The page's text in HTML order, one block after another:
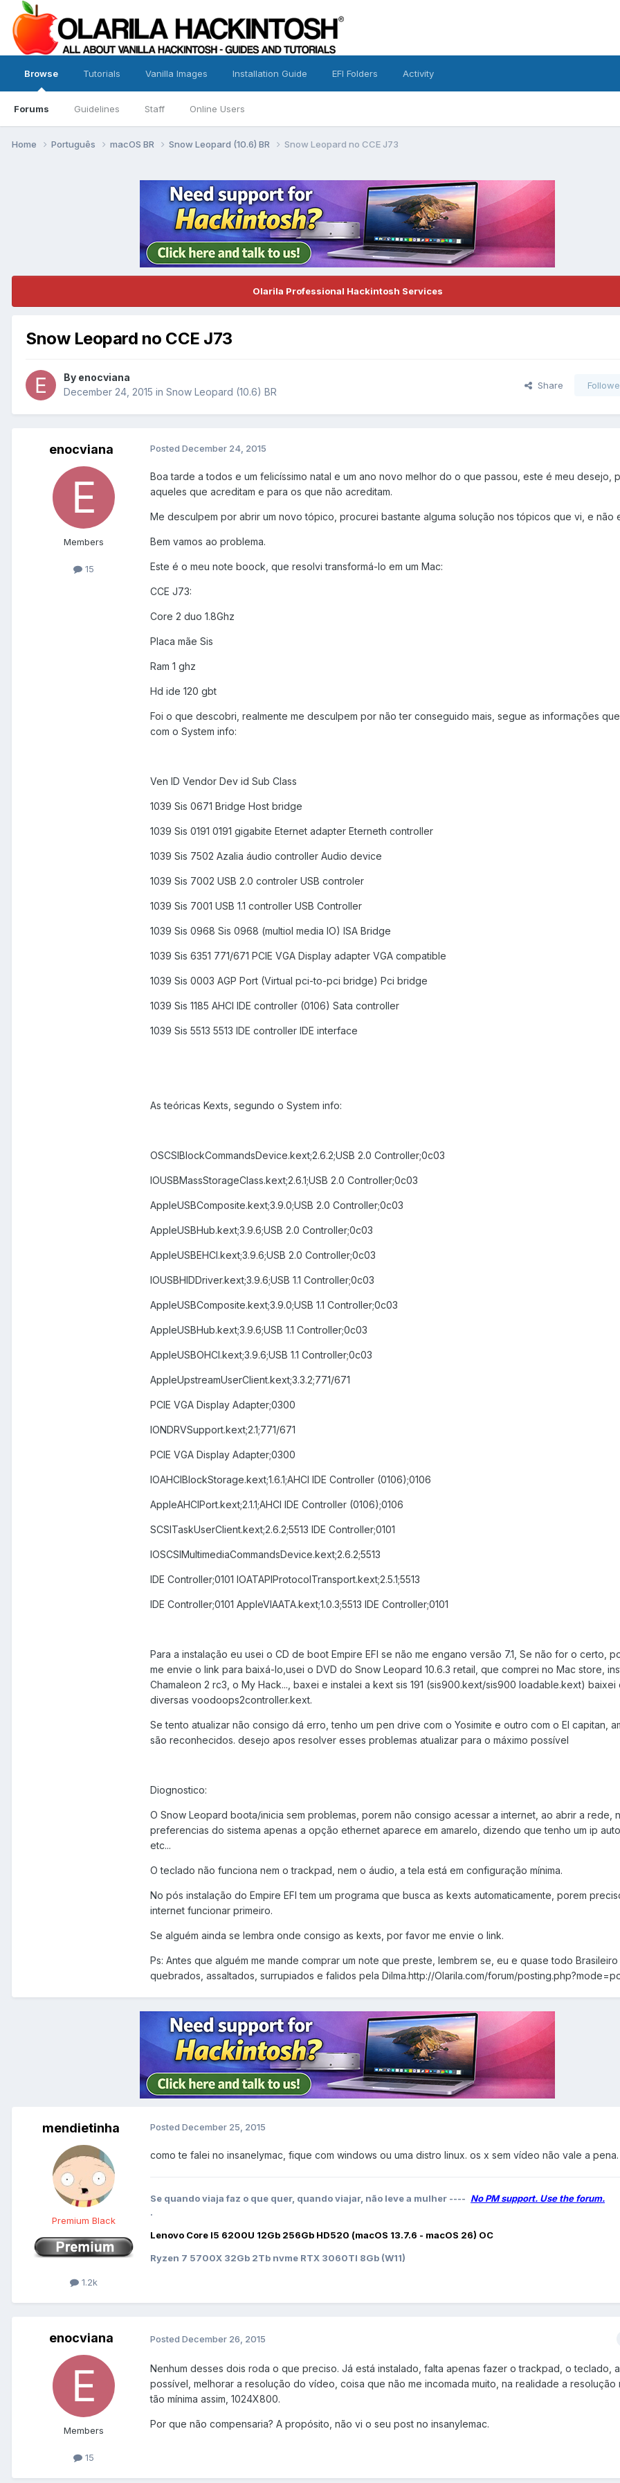
Browse
Forums Guidelines Staff Online Users
Tutorials Vanilla Images Installation Guide EFI Folders Activity
Home Português macOS BR Snow Leopard (10.6) BR Snow Leopard no CCE J73
Olarila Professional Hackintosh Services
Snow Leopard no CCE J73
By enocviana
December 24, 2015 in Snow Leopard (10.6) BR
Share
enocviana
Members
15
Posted December 24, 2015
Boa tarde a todos e um felicíssimo natal e um ano novo melhor do o que passou, este é meu desejo,
aqueles que acreditam e para os que não acreditam.
Me desculpem por abrir um novo tópico, procurei bastante alguma solução nos tópicos que vi, e não
Bem vamos ao problema.
Este é o meu note boock, que resolvi transformá-lo em um Mac:
CCE J73:
Core 2 duo 1.8Ghz
Placa mãe Sis
Ram 1 ghz
Hd ide 120 gbt
Foi o que descobri, realmente me desculpem por não ter conseguido mais, segue as informações
com o System info:
Ven ID Vendor Dev id Sub Class
1039 Sis 0671 Bridge Host bridge
1039 Sis 0191 0191 gigabite Eternet adapter Eterneth controller
1039 Sis 7502 Azalia áudio controller Audio device
1039 Sis 7002 USB 2.0 controler USB controler
1039 Sis 7001 USB 1.1 controller USB Controller
1039 Sis 0968 Sis 0968 (multiol media IO) ISA Bridge
1039 Sis 6351 771/671 PCIE VGA Display adapter VGA compatible
1039 Sis 0003 AGP Port (Virtual pci-to-pci bridge) Pci bridge
1039 Sis 1185 AHCI IDE controller (0106) Sata controller
1039 Sis 5513 5513 IDE controller IDE interface
As teóricas Kexts, segundo o System info:
OSCSIBlockCommandsDevice.kext;2.6.2;USB 2.0 Controller;0c03
IOUSBMassStorageClass.kext;2.6.1;USB 2.0 Controller;0c03
AppleUSBComposite.kext;3.9.0;USB 2.0 Controller;0c03
AppleUSBHub.kext;3.9.6;USB 2.0 Controller;0c03
AppleUSBEHCI.kext;3.9.6;USB 2.0 Controller;0c03
IOUSBHIDDriver.kext;3.9.6;USB 1.1 Controller;0c03
AppleUSBComposite.kext;3.9.0;USB 1.1 Controller;0c03
AppleUSBHub.kext;3.9.6;USB 1.1 Controller;0c03
AppleUSBOHCI.kext;3.9.6;USB 1.1 Controller;0c03
AppleUpstreamUserClient.kext;3.3.2;771/671
PCIE VGA Display Adapter;0300
IONDRVSupport.kext;2.1;771/671
PCIE VGA Display Adapter;0300
IOAHCIBlockStorage.kext;1.6.1;AHCI IDE Controller (0106);0106
AppleAHCIPort.kext;2.1.1;AHCI IDE Controller (0106);0106
SCSITaskUserClient.kext;2.6.2;5513 IDE Controller;0101
IOSCSIMultimediaCommandsDevice.kext;2.6.2;5513
IDE Controller;0101 IOATAPIProtocolTransport.kext;2.5.1;5513
IDE Controller;0101 AppleVIAATA.kext;1.0.3;5513 IDE Controller;0101
Para a instalação eu usei o CD de boot Empire EFI se não me engano versão 7.1, Se não for o certo,
me envie o link para baixá-lo,usei o DVD do Snow Leopard 10.6.3 retail, que comprei no Mac store,
Chamaleon 2 rc3, o My Hack..., baxei e instalei a kext sis 191 (sis900.kext/sis900 loadable.kext) baixei
diversas voodoops2controller.kext.
Se tento atualizar não consigo dá erro, tenho um pen drive com o Yosimite e outro com o El capitan,
são reconhecidos. desejo apos resolver esses problemas atualizar para o máximo possível
Diognostico:
O Snow Leopard boota/inicia sem problemas, porem não consigo acessar a internet, ao abrir a rede,
preferencias do sistema apenas a opção ethernet aparece em amarelo, dizendo que tenho um ip
etc...
O teclado não funciona nem o trackpad, nem o áudio, a tela está em configuração mínima.
No pós instalação do Empire EFI tem um programa que busca as kexts automaticamente, porem
internet funcionar primeiro.
Se alguém ainda se lembra onde consigo as kexts, por favor me envie o link.
Ps: Antes que alguém me mande comprar um note que preste, lembrem se, eu e quase todo
quebrados, assaltados, surrupiados e falidos pela Dilma.http://Olarila.com/forum/
mendietinha
Premium Black
1.2k
Posted December 25, 2015
como te falei no insanelymac, fique com windows ou uma distro linux. os x sem vídeo não vale a pena.
Se quando viaja faz o que quer, quando viajar, não leve a mulher ---- No PM support. Use the forum.
.
Lenovo Core I5 6200U 12Gb 256Gb HD520 (macOS 13.7.6 - macOS 26) OC
Ryzen 7 5700X 32Gb 2Tb nvme RTX 3060TI 8Gb (W11)
enocviana
Members
15
Posted December 26, 2015
Nenhum desses dois roda o que preciso. Já está instalado, falta apenas fazer o trackpad, o teclado,
possível, melhorar a resolução do vídeo, coisa que não me incomada muito, na realidade a resolução
tão mínima assim, 1024X800.
Por que não compensaria? A propósito, não vi o seu post no insanylemac.